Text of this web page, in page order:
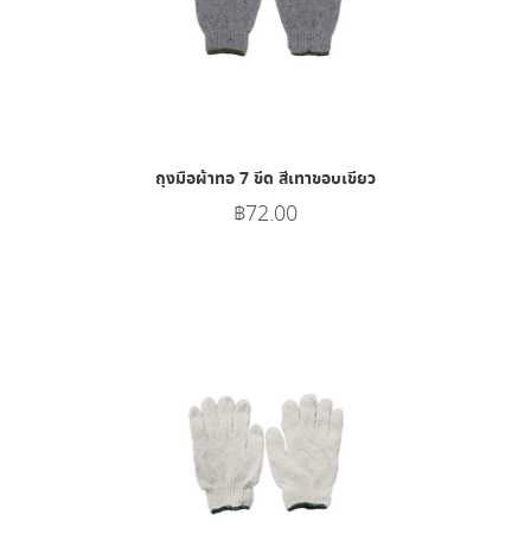
ถุงมือผ้าทอ 7 ขีด สีเทาขอบเขียว
฿72.00